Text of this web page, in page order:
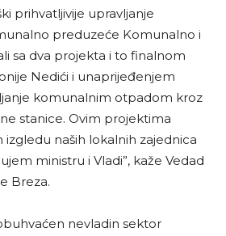
prihvatljivije upravljanje
preduzeće Komunalno i
sa dva projekta i to finalnom
Nedići i unaprijeđenjem
komunalnim otpadom kroz
stanice. Ovim projektima
naših lokalnih zajednica
ministru i Vladi”, kaže Vedad
Breza.
nevladin sektor